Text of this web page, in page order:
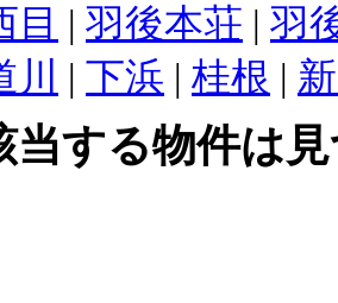
目 | 羽後本荘 | 羽
川 | 下浜 | 桂根 |
当する物件は